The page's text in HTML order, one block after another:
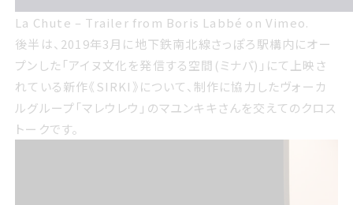
La Chute – Trailer from Boris Labbé on Vimeo.
後半は、2019年3月に地下鉄南北線さっぽろ駅構内にオー
プンした「アイヌ文化を発信する空間(ミナパ)」にて上映さ
れている新作《SIRKI》について、制作に協力したヴォーカ
ルグループ「マレウレウ」のマユンキキさんを交えてのクロス
トークです。